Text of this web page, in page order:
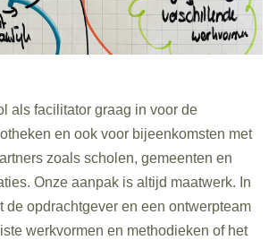
als facilitator graag in voor de
en ook voor bijeenkomsten met
zoals scholen, gemeenten en
Onze aanpak is altijd maatwerk. In
de opdrachtgever en een ontwerpteam
werkvormen en methodieken of het